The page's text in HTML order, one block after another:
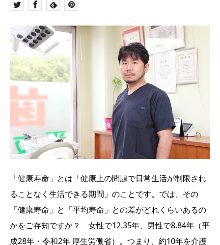
「健康寿命」とは「健康上の問題で日常生活が制限され
ることなく生活できる期間」のことです。では、その
「健康寿命」と「平均寿命」との差がどれくらいあるの
かをご存知ですか？ 女性で12.35年、男性で8.84年（平
成28年・令和2年 厚生労働省）。つまり、約10年を介護